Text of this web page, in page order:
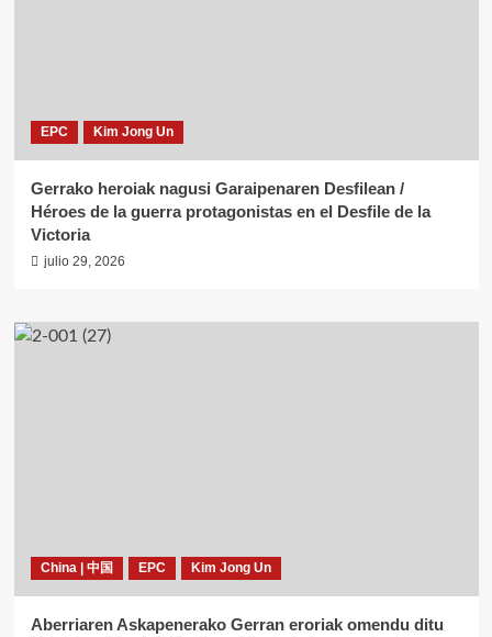
EPC Kim Jong Un
Gerrako heroiak nagusi Garaipenaren Desfilean /
Héroes de la guerra protagonistas en el Desfile de la
Victoria
julio 29, 2026
China | 中国 EPC Kim Jong Un
Aberriaren Askapenerako Gerran eroriak omendu ditu